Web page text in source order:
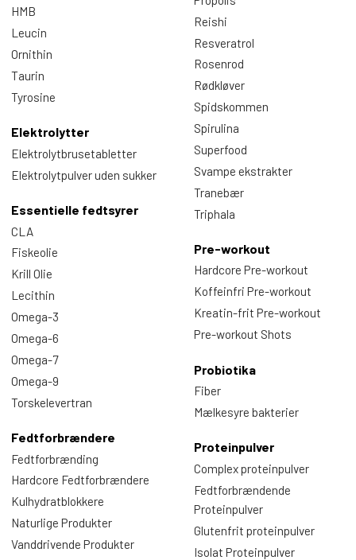
HMB
Leucin
Ornithin
Taurin
Tyrosine
Elektrolytter
Elektrolytbrusetabletter
Elektrolytpulver uden sukker
Essentielle fedtsyrer
CLA
Fiskeolie
Krill Olie
Lecithin
Omega-3
Omega-6
Omega-7
Omega-9
Torskelevertran
Fedtforbrændere
Fedtforbrænding
Hardcore Fedtforbrændere
Kulhydratblokkere
Naturlige Produkter
Vanddrivende Produkter
Reishi
Resveratrol
Rosenrod
Rødkløver
Spidskommen
Spirulina
Superfood
Svampe ekstrakter
Tranebær
Triphala
Pre-workout
Hardcore Pre-workout
Koffeinfri Pre-workout
Kreatin-frit Pre-workout
Pre-workout Shots
Probiotika
Fiber
Mælkesyre bakterier
Proteinpulver
Complex proteinpulver
Fedtforbrændende
Proteinpulver
Glutenfrit proteinpulver
Isolat Proteinpulver